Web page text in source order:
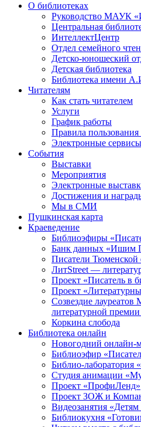
О библиотеках
Руководство МАУК
Центральная
ИнтеллектЦентр
Отдел семейного
Детско-юношеский
Детская библиотека
Библиотека имени
Читателям
Как стать читателем
Услуги
График работы
Правила
Электронные сервисы
События
Выставки
Мероприятия
Электронные
Достижения и
Мы в СМИ
Пушкинская карта
Краеведение
Библиоэфиры
Банк данных «Ишим
Писатели Тюменской
ЛитStreet —
Проект «Писатель в
Проект
Созвездие
литературной
Коркина слобода
Библиотека онлайн
Новогодний онлайн-
Библиоэфир
Библио-лаборатория
Студия анимации
Проект «ПрофиЛенд»
Проект ЗОЖ и
Видеозанятия «Детям
Библиокухня